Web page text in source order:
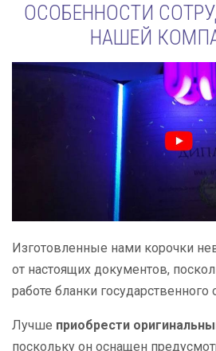
ОСОБЕННОСТИ
НАШЕЙ
Изготовленные нами корочки
от настоящих документов,
работе бланки государственного
Лучше приобрести
поскольку он оснащен